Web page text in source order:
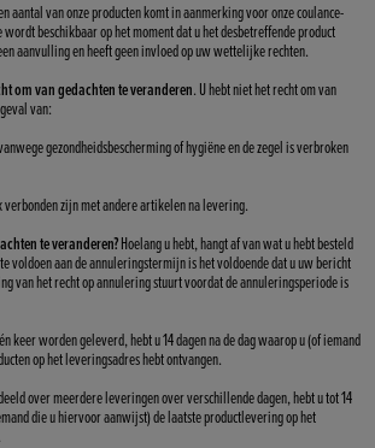
aantal van onze producten komt in aanmerking voor onze coulance-
beschikbaar op het moment dat u het desbetreffende product
aanvulling en heeft geen invloed op uw wettelijke rechten.
om van gedachten te veranderen. U hebt niet het recht om van
van:
gezondheidsbescherming of hygiëne en de zegel is verbroken
zijn met andere artikelen na levering.
te veranderen?Hoelang u hebt, hangt af van wat u hebt besteld
voldoen aan de annuleringstermijn is het voldoende dat u uw bericht
van het recht op annulering stuurt voordat de annuleringsperiode is
keer worden geleverd, hebt u 14 dagen na de dag waarop u (of iemand
op het leveringsadres hebt ontvangen.
over meerdere leveringen over verschillende dagen, hebt u tot 14
die u hiervoor aanwijst) de laatste productlevering op het